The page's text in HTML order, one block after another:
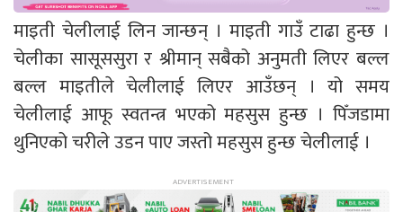
माइती चेलीलाई लिन जान्छन् । माइती गाउँ टाढा हुन्छ ।
चेलीका सासूससुरा र श्रीमान् सबैको अनुमती लिएर बल्ल
बल्ल माइतीले चेलीलाई लिएर आउँछन् । यो समय
चेलीलाई आफू स्वतन्त्र भएको महसुस हुन्छ । पिँजडामा
थुनिएको चरीले उडन पाए जस्तो महसुस हुन्छ चेलीलाई ।